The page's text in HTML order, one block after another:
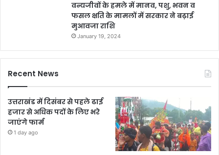
वन्यजीवों के हमले में मानव, पशु, भवन व
फसल क्षति के मामलों में सरकार ने बढ़ाई
मुआवजा राशि
January 19, 2024
Recent News
उत्तराखंड में दिसंबर से पहले ढाई
हजार से अधिक पदों के लिए भरे
जाएंगे फार्म
1 day ago